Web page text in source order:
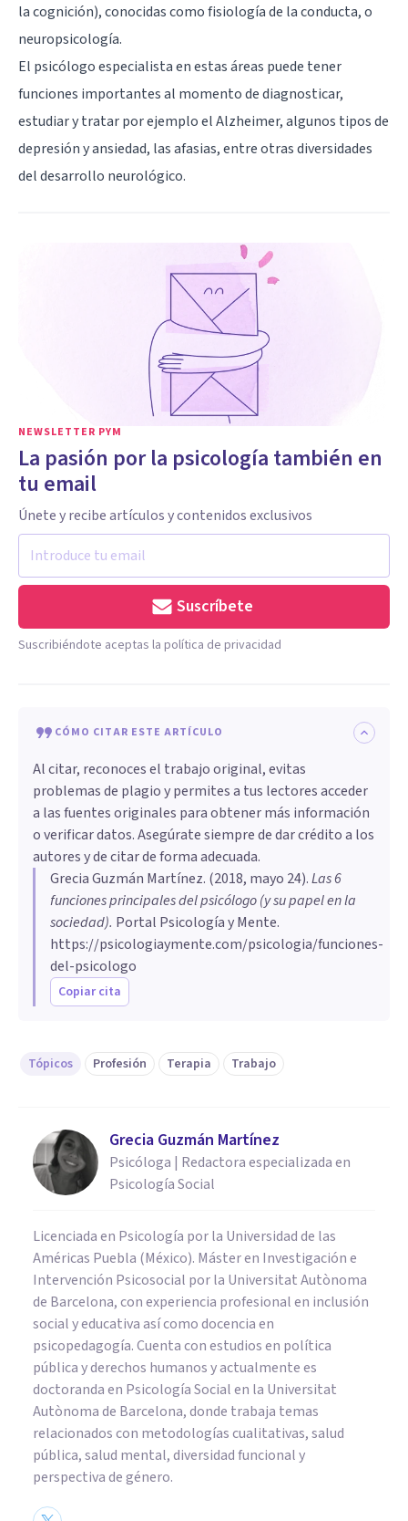
la cognición), conocidas como fisiología de la conducta, o
neuropsicología.
El psicólogo especialista en estas áreas puede tener
funciones importantes al momento de diagnosticar,
estudiar y tratar por ejemplo el Alzheimer, algunos tipos de
depresióny ansiedad, las afasias, entre otras diversidades
del desarrollo neurológico.
NEWSLETTER PYM
La pasión por la psicología también en
tu email
Únete y recibe artículos y contenidos exclusivos
Suscríbete
Suscribiéndote aceptas la política de privacidad
CÓMO CITAR ESTE ARTÍCULO
Al citar, reconoces el trabajo original, evitas
problemas de plagio y permites a tus lectores acceder
a las fuentes originales para obtener más información
o verificar datos. Asegúrate siempre de dar crédito a los
autores y de citar de forma adecuada.
Grecia Guzmán Martínez. (2018, mayo 24).Las 6
funciones principales del psicólogo (y su papel en la
sociedad). Portal Psicología y Mente.
https://psicologiaymente.com/psicologia/funciones-
del-psicologo
Copiar cita
Tópicos Profesión Terapia Trabajo
Grecia Guzmán Martínez
Psicóloga | Redactora especializada en
Psicología Social
Licenciada en Psicología por la Universidad de las
Américas Puebla (México). Máster en Investigación e
Intervención Psicosocial por la Universitat Autònoma
de Barcelona, con experiencia profesional en inclusión
social y educativa así como docencia en
psicopedagogía. Cuenta con estudios en política
pública y derechos humanos y actualmente es
doctoranda en Psicología Social en la Universitat
Autònoma de Barcelona, donde trabaja temas
relacionados con metodologías cualitativas, salud
pública, salud mental, diversidad funcional y
perspectiva de género.